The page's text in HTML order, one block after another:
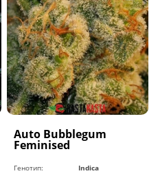
Auto Bubblegum
Feminised
Генотип:
Indica